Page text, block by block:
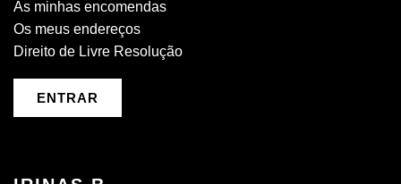
As minhas encomendas
Os meus endereços
Direito de Livre Resolução
ENTRAR